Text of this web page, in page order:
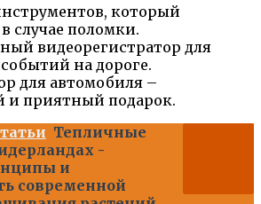
который
случае поломки.
видеорегистратор для
на дороге.
для автомобиля –
и приятный подарок.
Тепличные
-
и
современной